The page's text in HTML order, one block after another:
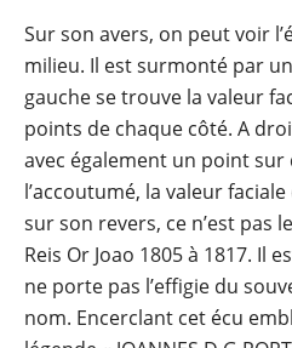
Sur son avers, on peut voir
milieu. Il est surmonté par
gauche se trouve la valeur
points de chaque côté. A
avec également un point sur
l’accoutumé, la valeur
sur son revers, ce n’est pas
Reis Or Joao 1805 à 1817. Il
ne porte pas l’effigie du
nom. Encerclant cet écu